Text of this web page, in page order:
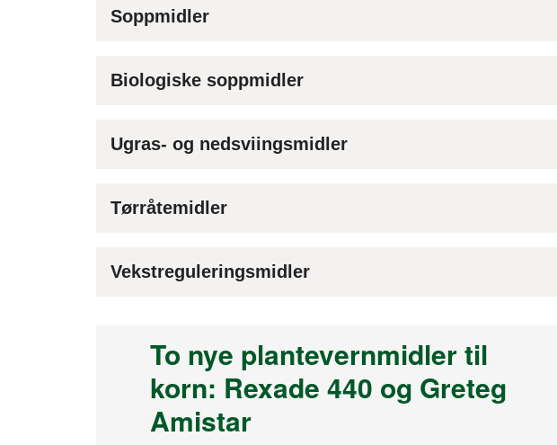
Soppmidler
Biologiske soppmidler
Ugras- og nedsviingsmidler
Tørråtemidler
Vekstreguleringsmidler
To nye plantevernmidler til
korn: Rexade 440 og Greteg
Amistar